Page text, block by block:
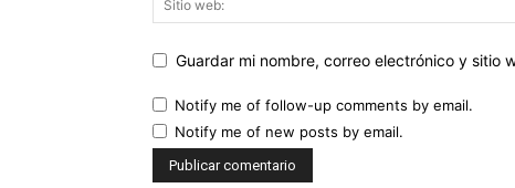
Guardar mi nombre, correo electrónico y sitio
Notify me of follow-up comments by email.
Notify me of new posts by email.